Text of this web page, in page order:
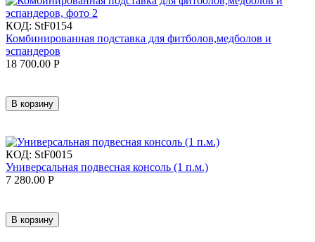
КОД: StF0154
Комбинированная подставка для фитболов,медболов и
эспандеров
18 700.00 Р
В корзину
КОД: StF0015
Универсальная подвесная консоль (1 п.м.)
7 280.00 Р
В корзину